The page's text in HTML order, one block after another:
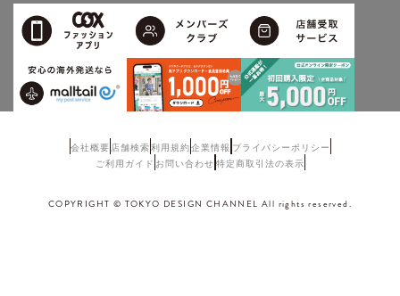
会社概要 店舗検索利用規約企業情報 プライバシーポリシー
ご利用ガイド お問い合わせ 特定商取引法の表示
COPYRIGHT © TOKYO DESIGN CHANNEL All rights reserved.